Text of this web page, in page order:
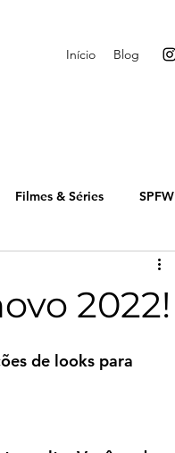
Início Blog
Filmes & Séries SPFW
2022!
de looks para